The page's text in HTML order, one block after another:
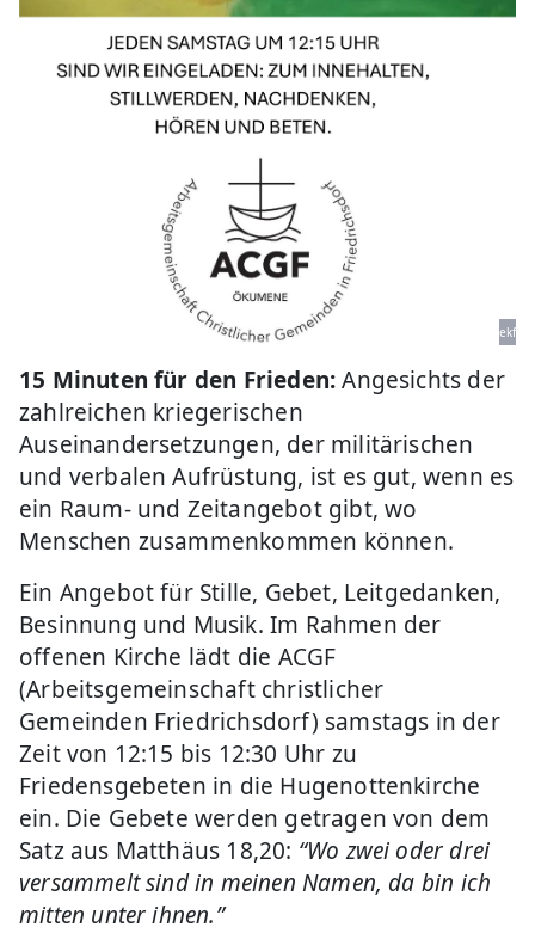
ekf
15 Minuten für den Frieden:Angesichts der
zahlreichen kriegerischen
Auseinandersetzungen, der militärischen
und verbalen Aufrüstung, ist es gut, wenn es
ein Raum- und Zeitangebot gibt, wo
Menschen zusammenkommen können.
Ein Angebot für Stille, Gebet, Leitgedanken,
Besinnung und Musik. Im Rahmen der
offenen Kirche lädt die ACGF
(Arbeitsgemeinschaft christlicher
Gemeinden Friedrichsdorf) samstags in der
Zeit von 12:15 bis 12:30 Uhr zu
Friedensgebeten in die Hugenottenkirche
ein. Die Gebete werden getragen von dem
Satz aus Matthäus 18,20: “Wo zwei oder drei
versammelt sind in meinen Namen, da bin ich
mitten unter ihnen.”